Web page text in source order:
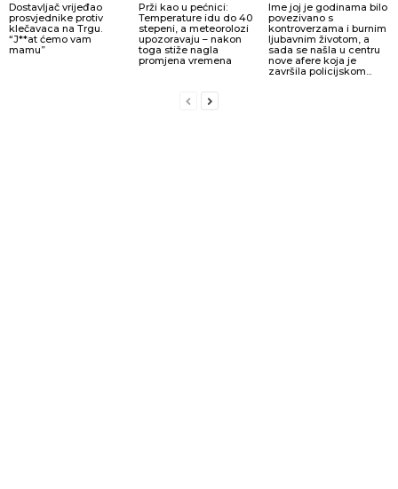
Dostavljač vrijeđao
prosvjednike protiv
klečavaca na Trgu.
“J**at ćemo vam
mamu”
Prži kao u pećnici:
Temperature idu do 40
stepeni, a meteorolozi
upozoravaju – nakon
toga stiže nagla
promjena vremena
Ime joj je godinama bilo
povezivano s
kontroverzama i burnim
ljubavnim životom, a
sada se našla u centru
nove afere koja je
završila policijskom...